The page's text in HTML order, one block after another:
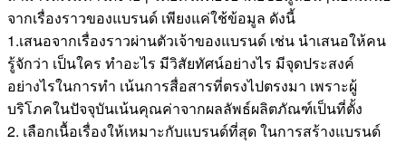
จากเรื่องราวของแบรนด์ เพียงแค่ใช้ข้อมูล ดังนี้
1.เสนอจากเรื่องราวผ่านตัวเจ้าของแบรนด์ เช่น นำเสนอให้คน
รู้จักว่า เป็นใคร ทำอะไร มีวิสัยทัศน์อย่างไร มีจุดประสงค์
อย่างไรในการทำ เน้นการสื่อสารที่ตรงไปตรงมา เพราะผู้
บริโภคในปัจจุบันเน้นคุณค่าจากผลลัพธ์ผลิตภัณฑ์เป็นที่ตั้ง
2. เลือกเนื้อเรื่องให้เหมาะกับแบรนด์ที่สุด ในการสร้างแบรนด์